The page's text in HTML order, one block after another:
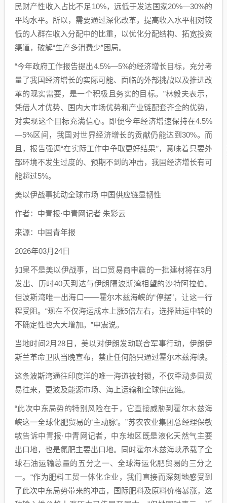
民财产性收入占比不足10%，远低于发达国家20%—30%的
平均水平。所以，需要通过深化改革，提高收入水平相对较
低的人群在收入分配中的比重，以优化分配结构、拓宽投资
渠道，破解“生产多消费少”困局。
“今年政府工作报告提出4.5%—5%的经济增长目标，充分考
量了我国经济增长的实际可能、面临的外部挑战以及推进改
革的现实需要，是一个积极且务实的目标。”林毅夫表示，
凭借人才优势、国内大市场优势和产业链配套齐全的优势，
对实现这个目标充满信心。即便今年经济增速保持在4.5%
—5%区间，我国对世界经济增长的贡献仍能达到30%。而
且，报告强调“在实际工作中争取更好结果”，意味着只要外
部环境不发生过度的、预期不到的冲击，我国经济增长有可
能超过5%。
美以伊战事扰动全球市场 中国供应链显韧性
作者：中青报·中青网记者 朱彩云
来源：中国青年报
2026年03月24日
如果不是美以伊战事，出口贸易商申震的一批建材将在3月
发出、历时40天到达与伊朗隔波斯湾相望的沙特阿拉伯。
但波斯湾唯一出海口——霍尔木兹海峡的“停摆”，让这一行
程受阻。“现在不仅海运成本上涨5倍左右，选择陆运中转的
不确定性也大大增加。”申震说。
当地时间2月28日，美以对伊朗发动联合军事行动，伊朗伊
斯兰革命卫队当晚宣布，禁止任何船只通过霍尔木兹海峡。
这条波斯湾通往印度洋的唯一海道被封锁，不仅牵动多国贸
易往来，更波及能源市场、海上运输和全球供应链。
“此次中东局势的特别风险在于，它直接威胁到霍尔木兹海
峡这一全球化肥贸易的‘主动脉’。”苏农农业集团总经理保敏
敏告诉中青报·中青网记者，中东地区既是液化天然气主要
出口地，也是氮肥主要出口地。同时霍尔木兹海峡承载了全
球石油运输总量的五分之一、全球海运化肥贸易的三分之
一。“作为肥料工贸一体化企业，我们直接而深刻地感受到
了此次中东局势带来的冲击，国际肥料及原料价格暴涨，这